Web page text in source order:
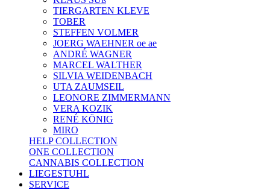
TIERGARTEN KLEVE
TOBER
STEFFEN VOLMER
JOERG WAEHNER oe ae
ANDRÉ WAGNER
MARCEL WALTHER
SILVIA WEIDENBACH
UTA ZAUMSEIL
LEONORE ZIMMERMANN
VERA KOZIK
RENÉ KÖNIG
MIRO
HELP COLLECTION
ONE COLLECTION
CANNABIS COLLECTION
LIEGESTUHL
SERVICE